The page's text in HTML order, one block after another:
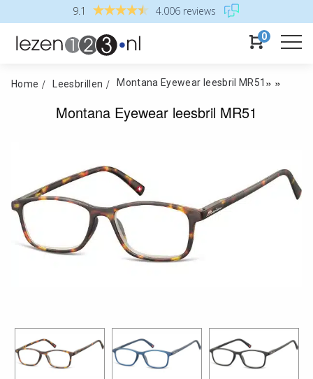
9.1 4.006 reviews
0
Home »
Leesbrillen »
Montana Eyewear leesbril MR51
Montana Eyewear leesbril MR51